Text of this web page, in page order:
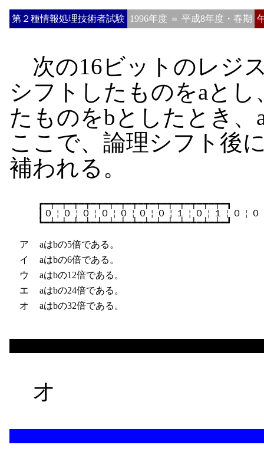
第２種情報処理技術者試験 1996年度 ＝ 平成8年度・春期
次の16ビットのレジ
シフトしたものをaと
たものをbとしたとき
ここで、論理シフト後
補われる。
┏━┯━┯━┯━┯━┯━┯━┯━┯━┯━┯━┯━┯━┯━┯━┯━┓
┃０￤０￤０￤０￤０￤０￤０￤１￤０￤１￤０￤０
ア
aはbの5倍である。
イ
aはbの6倍である。
ウ
aはbの12倍である。
エ
aはbの24倍である。
オ
aはbの32倍である。
オ